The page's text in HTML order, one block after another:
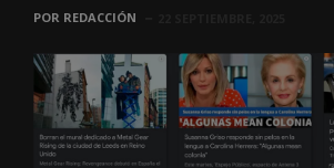
POR REDACCIÓN